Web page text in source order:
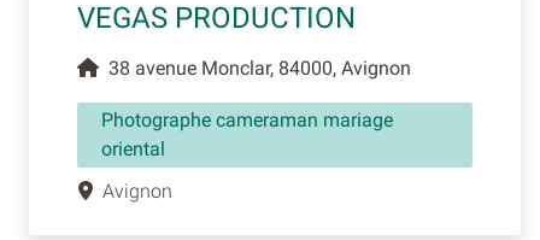
VEGAS PRODUCTION
38 avenue Monclar, 84000, Avignon
Photographe cameraman mariage
oriental
Avignon